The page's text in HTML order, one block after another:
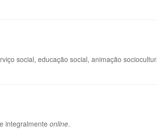
social, educação social, animação
integralmente online.